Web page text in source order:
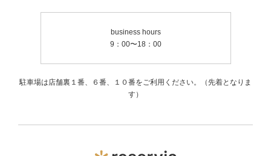
business hours
9：00〜18：00
駐車場は店舗裏１番、６番、１０番をご利用ください。（先着となりま
す）